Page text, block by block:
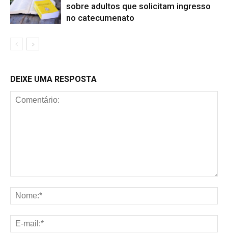
sobre adultos que solicitam ingresso
no catecumenato
DEIXE UMA RESPOSTA